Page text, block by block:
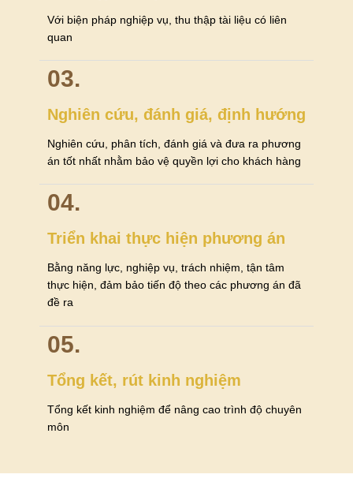
Với biện pháp nghiệp vụ, thu thập tài liệu có liên
quan
03.
Nghiên cứu, đánh giá, định hướng
Nghiên cứu, phân tích, đánh giá và đưa ra phương
án tốt nhất nhằm bảo vệ quyền lợi cho khách hàng
04.
Triển khai thực hiện phương án
Bằng năng lực, nghiệp vụ, trách nhiệm, tận tâm
thực hiện, đảm bảo tiến độ theo các phương án đã
đề ra
05.
Tổng kết, rút kinh nghiệm
Tổng kết kinh nghiệm để nâng cao trình độ chuyên
môn